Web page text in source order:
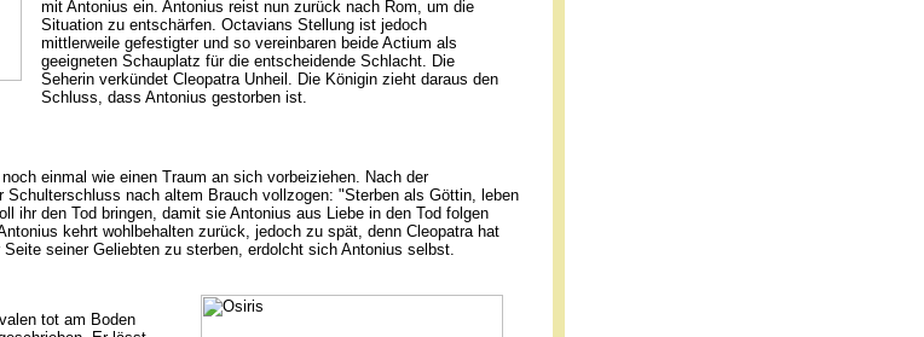
mit Antonius ein. Antonius reist nun zurück nach Rom, um die
Situation zu entschärfen. Octavians Stellung ist jedoch
mittlerweile gefestigter und so vereinbaren beide Actium als
geeigneten Schauplatz für die entscheidende Schlacht. Die
Seherin verkündet Cleopatra Unheil. Die Königin zieht daraus den
Schluss, dass Antonius gestorben ist.
einmal wie einen Traum an sich vorbeiziehen. Nach der
Schulterschluss nach altem Brauch vollzogen: "Sterben als Göttin, leben
ihr den Tod bringen, damit sie Antonius aus Liebe in den Tod folgen
kehrt wohlbehalten zurück, jedoch zu spät, denn Cleopatra hat
seiner Geliebten zu sterben, erdolcht sich Antonius selbst.
tot am Boden